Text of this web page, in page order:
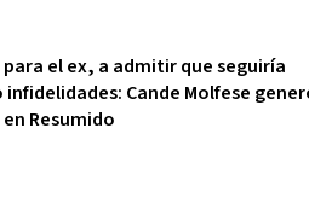
el ex, a admitir que seguiría
Cande Molfese
Resumido